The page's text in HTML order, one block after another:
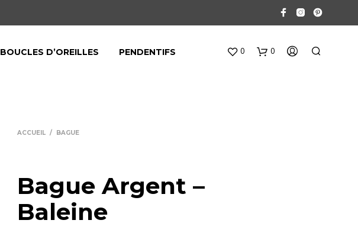
0 0
BOUCLES D’OREILLES PENDENTIFS
ACCUEIL / BAGUE
Bague Argent –
Baleine